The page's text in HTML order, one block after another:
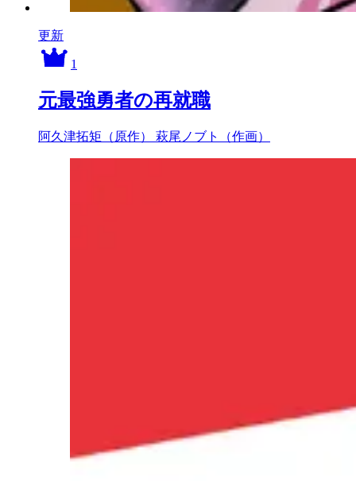
更新
1
元最強勇者の再就職
阿久津拓矩（原作） 萩尾ノブト（作画）